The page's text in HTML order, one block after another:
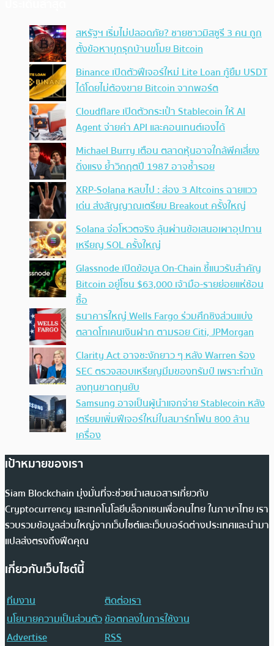
สหรัฐฯ เริ่มไม่ปลอดภัย? ชายชาวมิสซูรี 3 คน ถูก
ตั้งข้อหาบุกรุกบ้านขโมย Bitcoin
Binance เปิดตัวฟีเจอร์ใหม่ Lite Loan กู้ยืม USDT
ได้โดยไม่ต้องขาย Bitcoin จากพอร์ต
Cloudflare เปิดตัวกระเป๋า Stablecoin ให้ AI
Agent จ่ายค่า API และคอนเทนต์เองได้
Michael Burry เตือน ตลาดหุ้นอาจใกล้พีคเสี่ยง
ดิ่งแรง ย้ำวิกฤตปี 1987 อาจซ้ำรอย
XRP-Solana หลบไป : ส่อง 3 Altcoins ฉายแวว
เด่น ส่งสัญญาณเตรียม Breakout ครั้งใหญ่
Solana จ่อโหวตจริง ลุ้นผ่านข้อเสนอเผาอุปทาน
เหรียญ SOL ครั้งใหญ่
Glassnode เปิดข้อมูล On-Chain ชี้แนวรับสำคัญ
Bitcoin อยู่โซน $63,000 เจ้ามือ-รายย่อยแห่ช้อน
ซื้อ
ธนาคารใหญ่ Wells Fargo ร่วมศึกชิงส่วนแบ่ง
ตลาดโทเคนเงินฝาก ตามรอย Citi, JPMorgan
Clarity Act อาจชะงักยาว ๆ หลัง Warren ร้อง
SEC ตรวจสอบเหรียญมีมของทรัมป์ เพราะทำนัก
ลงทุนขาดทุนยับ
Samsung อาจเป็นผู้นำแจกจ่าย Stablecoin หลัง
เตรียมเพิ่มฟีเจอร์ใหม่ในสมาร์ทโฟน 800 ล้าน
เครื่อง
เป้าหมายของเรา
Siam Blockchain มุ่งมั่นที่จะช่วยนำเสนอสารเกี่ยวกับ
Cryptocurrency และเทคโนโลยีบล็อกเชนเพื่อคนไทย ในภาษาไทย เรา
รวบรวมข้อมูลส่วนใหญ่จากเว็บไซต์และเว็บบอร์ดต่างประเทศและนำมา
แปลส่งตรงถึงฟีดคุณ
เกี่ยวกับเว็บไซต์นี้
ทีมงาน
ติดต่อเรา
นโยบายความเป็นส่วนตัวข้อตกลงในการใช้งาน
Advertise
RSS